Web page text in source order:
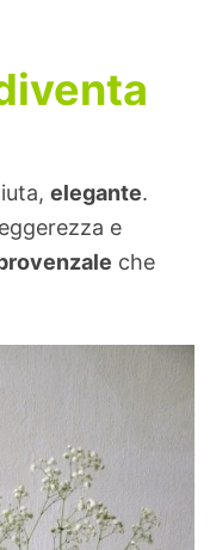
elegante.
e
che